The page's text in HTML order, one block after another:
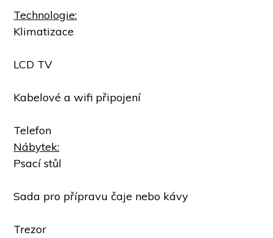
Technologie:
Klimatizace
LCD TV
Kabelové a wifi připojení
Telefon
Nábytek:
Psací stůl
Sada pro přípravu čaje nebo kávy
Trezor